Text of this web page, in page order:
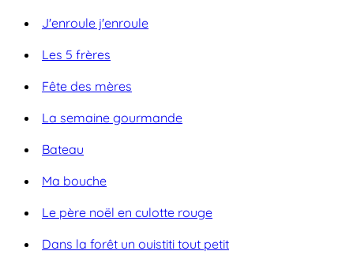
J'enroule j'enroule
Les 5 frères
Fête des mères
La semaine gourmande
Bateau
Ma bouche
Le père noël en culotte rouge
Dans la forêt un ouistiti tout petit